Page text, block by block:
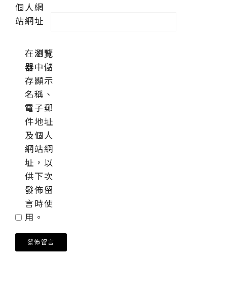
個人網
站網址
在瀏覽
器中儲
存顯示
名稱、
電子郵
件地址
及個人
網站網
址，以
供下次
發佈留
言時使
用。